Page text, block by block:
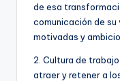
de esa
comunicación de su
motivadas y
2. Cultura de
atraer y retener a